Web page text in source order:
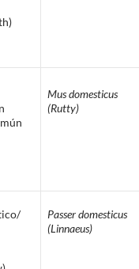
Mus domesticus
(Rutty)
Passer domesticus
(Linnaeus)